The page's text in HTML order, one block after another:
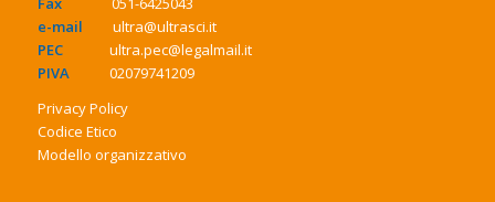
e-mail ultra@ultrasci.it
PECultra.pec@legalmail.it
PIVA02079741209
Privacy Policy
Codice Etico
Modello organizzativo